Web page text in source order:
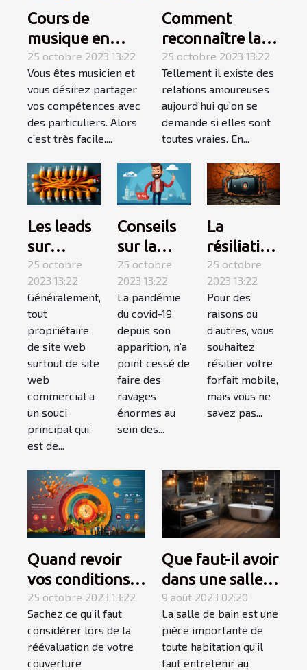
Cours de
musique en
Auto-
Entrepreneur :
l’essentiel de ce
qu’il faut
retenir ?
25 octobre 2023 13:22
Vous êtes musicien et
vous désirez partager
vos compétences avec
des particuliers. Alors
c’est très facile....
Comment
reconnaître la
femme de votre
vie ?
25 octobre 2023 13:22
Tellement il existe des
relations amoureuses
aujourd’hui qu’on se
demande si elles sont
toutes vraies. En...
Les leads
sur
internet :
qu’est-ce
que c’est ?
25 octobre
2023 13:22
Généralement,
tout
propriétaire
de site web
surtout de site
web
commercial a
un souci
principal qui
est de...
Conseils
sur la
covid-19 :
suivez-
les !
25 octobre
2023 13:22
La pandémie
du covid-19
depuis son
apparition, n’a
point cessé de
faire des
ravages
énormes au
sein des...
La
résiliation
téléphone
mobile,
comment
ça
marche ?
25 octobre
2023 13:22
Pour des
raisons ou
d’autres, vous
souhaitez
résilier votre
forfait mobile,
mais vous ne
savez pas...
Quand revoir
vos conditions
d’assurance-
vie ?
25 octobre 2023 13:22
Sachez ce qu’il faut
considérer lors de la
réévaluation de votre
couverture
Que faut-il avoir
dans une salle
de bain pour
qu’elle soit
complète et
élégante ?
9 août 2023 02:20
La salle de bain est une
pièce importante de
toute habitation qu’il
faut entretenir au